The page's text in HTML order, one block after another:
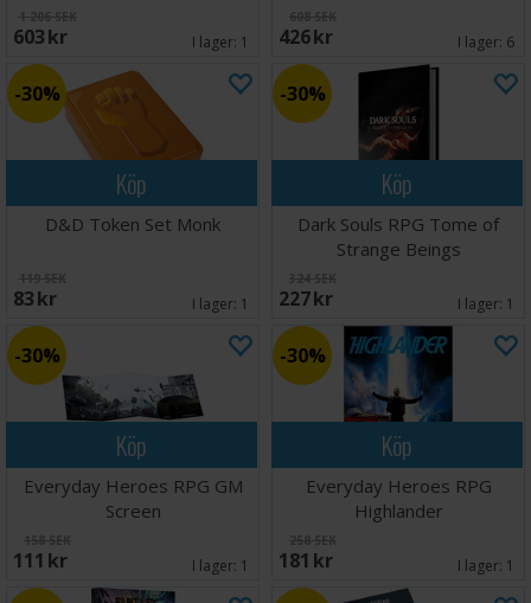
1 206 SEK
603 SEK I lager: 1
608 SEK
426 SEK I lager: 6
Köp
30%
D&D Token Set Monk
119 SEK
83 SEK I lager: 1
Köp
30%
Dark Souls RPG Tome of
Strange Beings
324 SEK
227 SEK I lager: 1
Köp
30%
Everyday Heroes RPG GM
Screen
158 SEK
111 SEK I lager: 1
Köp
30%
Everyday Heroes RPG
Highlander
258 SEK
181 SEK I lager: 1